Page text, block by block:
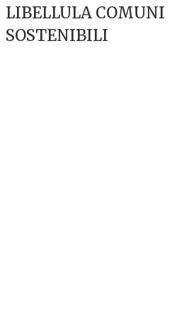
LIBELLULA COMUNI
SOSTENIBILI